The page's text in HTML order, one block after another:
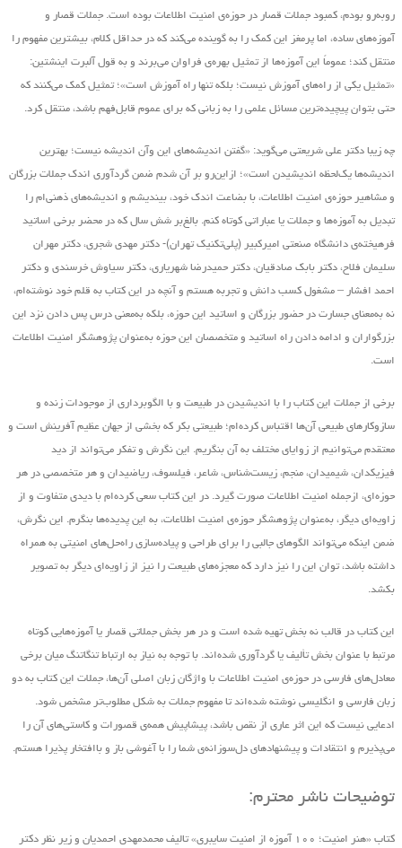
روبه‌رو بودم، کمبود جملات قصار در حوزه‌ی امنیت اطلاعات بوده است. جملات قصار و
آموزه‌های ساده، اما پرمغز این کمک را به گوینده‌ می‌کند که در حداقل کلام، بیشترین مفهوم را
منتقل کند؛ عموماً این آموزه‌ها از تمثیل بهره‌ی فراوان‌ می‌برند و به قول آلبرت اینشتین:
«تمثیل یکی از راه‌های آموزش نیست؛ بلکه تنها راه آموزش است»؛ تمثیل کمک می‌کنند که
حتی بتوان پیچیده‌ترین مسائل علمی را به زبانی که برای عموم قابل‌فهم باشد، منتقل کرد.
چه زیبا دکتر علی شریعتی ‌می‌گوید: «گفتن اندیشه‌های این ‌وآن اندیشه نیست؛ بهترین
اندیشه‌ها یک‌لحظه اندیشیدن است»؛ ازاین‌رو بر آن شدم ضمن گردآوری اندک جملات بزرگان
و مشاهیر حوزه‌ی امنیت اطلاعات، با بضاعت اندک خود، بیندیشم و اندیشه‌های ذهنی‌ام را
تبدیل به آموزه‌ها و جملات یا عباراتی کوتاه کنم. بالغ‌بر شش سال که در محضر برخی اساتید
فرهیخته‌ی دانشگاه صنعتی امیرکبیر (پلی‌تکنیک تهران)- دکتر مهدی شجری، دکتر مهران
سلیمان فلاح، دکتر بابک صادقیان، دکتر حمیدرضا شهریاری، دکتر سیاوش خرسندی و دکتر
احمد افشار – مشغول کسب دانش و تجربه هستم و آنچه در این کتاب به قلم خود نوشته‌ام،
نه به‌معنای جسارت در حضور بزرگان و اساتید این حوزه، بلکه به‌معنی درس پس دادن نزد این
بزرگواران و ادامه دادن راه اساتید و متخصصان این حوزه به‌عنوان پژوهشگر امنیت اطلاعات
است.
برخی از جملات این کتاب را با اندیشیدن در طبیعت و با الگوبرداری از موجودات زنده و
سازوکارهای طبیعی آن‌ها اقتباس کرده‌ام؛ طبیعتی بکر که بخشی از جهان عظیم آفرینش است و
معتقدم می‌توانیم از زوایای مختلف به آن بنگریم. این نگرش و تفکر می‌تواند از دید
فیزیکدان، شیمیدان، منجم، زیست‌شناس، شاعر، فیلسوف، ریاضیدان و هر متخصصی در هر
حوزه‌ای، ازجمله امنیت اطلاعات صورت گیرد. در این کتاب سعی کرده‌ام با دیدی متفاوت و از
زاویه‌ای دیگر، به‌عنوان پژوهشگر حوزه‌ی امنیت اطلاعات، به این پدیده‌ها بنگرم. این نگرش،
ضمن اینکه می‌تواند الگوهای جالبی را برای طراحی و پیاده‌سازی راه‌حل‌های امنیتی به همراه
داشته باشد، توان این را نیز دارد که معجزه‌های طبیعت را نیز از زاویه‌ای دیگر به تصویر
بکشد.
این کتاب در قالب نه بخش تهیه ‌شده است و در هر بخش جملاتی قصار یا آموزه‌هایی کوتاه
مرتبط با عنوان بخش تألیف یا گردآوری شده‌اند. با توجه به نیاز به ارتباط تنگاتنگ میان برخی
معادل‌های فارسی در حوزه‌ی امنیت اطلاعات با واژگان زبان اصلی آن‌ها، جملات این کتاب به دو
زبان فارسی و انگلیسی نوشته شده‌اند تا مفهوم جملات به شکل مطلوب‌تر مشخص شود.
ادعایی نیست که این اثر عاری از نقص باشد، پیشاپیش همه‌ی قصورات و کاستی‌های آن را
می‌پذیرم و انتقادات و پیشنهاد‌های د‌ل‌سوزانه‌ی شما را با آغوشی باز و باافتخار پذیرا هستم.
توضیحات ناشر محترم:
کتاب «هنر امنیت؛ ۱۰۰ آموزه از امنیت سایبری» تالیف محمدمهدی احمدیان و زیر نظر دکتر